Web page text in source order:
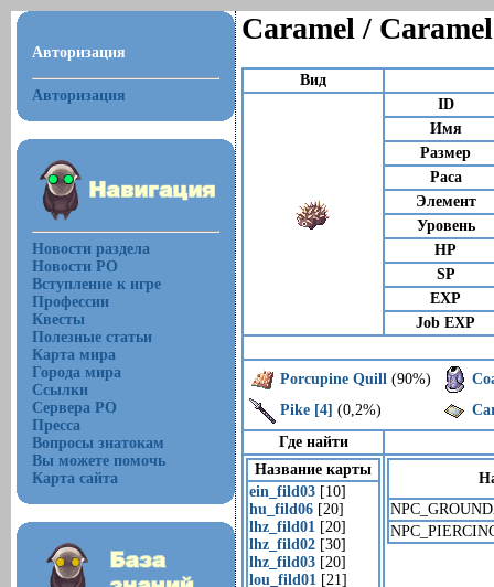
Авторизация
Авторизация
Новости раздела
Новости РО
Вступление к игре
Профессии
Квесты
Полезные статьи
Карта мира
Города мира
Ссылки
Сервера РО
Пресса
Вопросы знатокам
Вы можете помочь
Карта сайта
Caramel / Caramel
Вид
ID
Имя
Размер
Раса
Элемент
Уровень
HP
SP
EXP
Job EXP
Porcupine Quill (90%)
Pike [4] (0,2%)
Где найти
Название карты
ein_fild03 [10]
hu_fild06 [20]
lhz_fild01 [20]
lhz_fild02 [30]
lhz_fild03 [20]
lou_fild01 [21]